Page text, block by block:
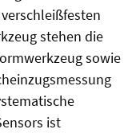
stehen die
sowie
ist